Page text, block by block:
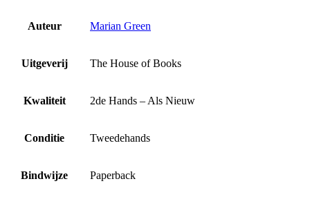
Auteur Marian Green
Uitgeverij The House of Books
Kwaliteit 2de Hands – Als Nieuw
Conditie Tweedehands
Bindwijze Paperback